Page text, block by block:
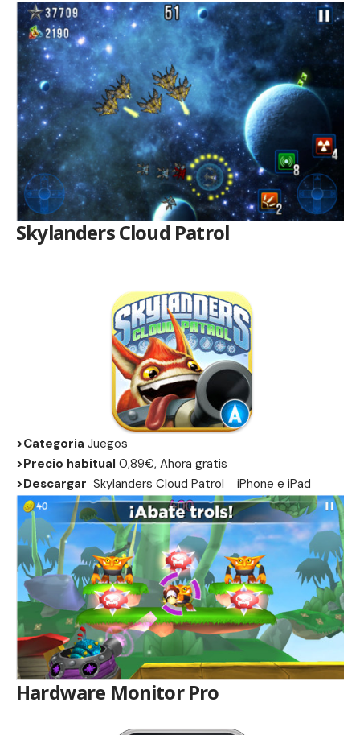
Skylanders Cloud Patrol
>Categoria Juegos
>Precio habitual 0,89€, Ahora gratis
>Descargar Skylanders Cloud Patrol iPhone e iPad
Hardware Monitor Pro